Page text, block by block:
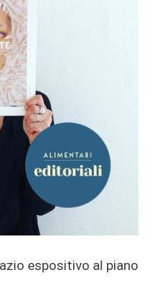
espositivo al piano